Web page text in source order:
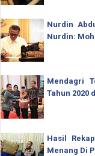
Nurdin
Nurdin:
Mendagri
Tahun 2020
Hasil
Menang Di